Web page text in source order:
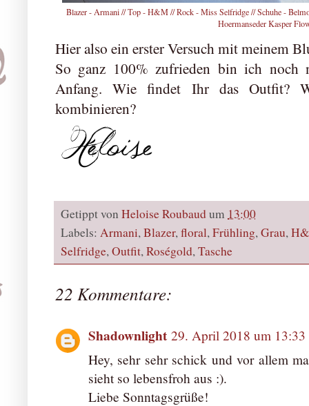
Blazer - Armani // Top - H&M // Rock - Miss Selfridge // Schuhe -
Hoermanseder Kasper
Hier also ein erster Versuch mit meinem
So ganz 100% zufrieden bin ich noch
Anfang. Wie findet Ihr das Outfit?
kombinieren?
Getippt von Heloise Roubaudum 13:00
Labels: Armani,Blazer,floral,Frühling,Grau,
Selfridge,Outfit,Roségold,Tasche
22 Kommentare:
Shadownlight 29. April 2018 um 13:33
Hey, sehr sehr schick und vor allem
sieht so lebensfroh aus :).
Liebe Sonntagsgrüße!